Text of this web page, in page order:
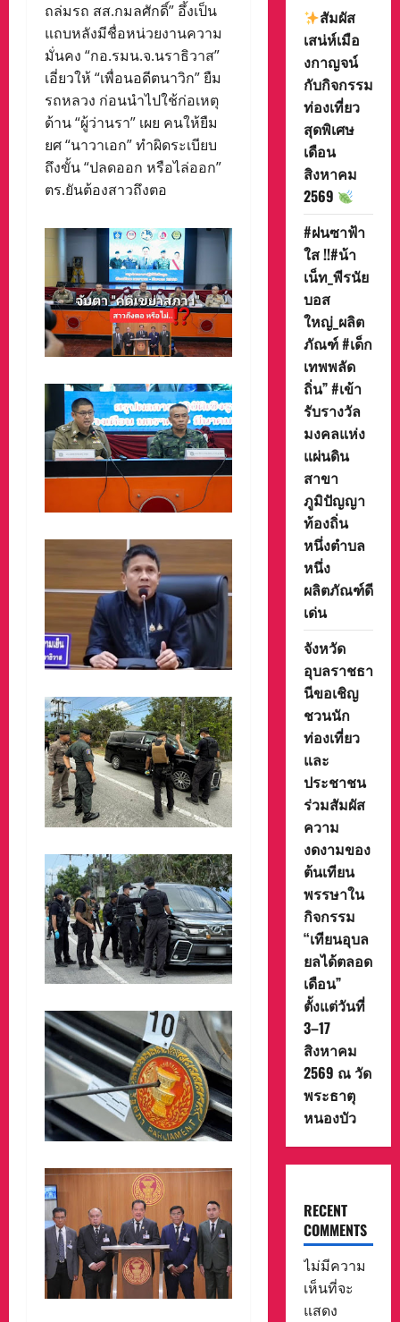
ถล่มรถ สส.กมลศักดิ์” อึ้งเป็น
แถบหลังมีชื่อหน่วยงานความ
มั่นคง “กอ.รมน.จ.นราธิวาส”
เอี่ยวให้ “เพื่อนอดีตนาวิก” ยืม
รถหลวง ก่อนนำไปใช้ก่อเหตุ
ด้าน “ผู้ว่านรา” เผย คนให้ยืม
ยศ “นาวาเอก” ทำผิดระเบียบ
ถึงขั้น “ปลดออก หรือไล่ออก”
ตร.ยันต้องสาวถึงตอ
สัมผัส
เสน่ห์เมือ
งกาญจน์
กับกิจกรรม
ท่องเที่ยว
สุดพิเศษ
เดือน
สิงหาคม
2569
#ฝนซาฟ้า
ใส !!#น้า
เน็ท_พีรนัย
บอส
ใหญ่_ผลิต
ภัณฑ์ #เด็ก
เทพพลัด
ถิ่น” #เข้า
รับรางวัล
มงคลแห่ง
แผ่นดิน
สาขา
ภูมิปัญญา
ท้องถิ่น
หนึ่งตำบล
หนึ่ง
ผลิตภัณฑ์ดี
เด่น
จังหวัด
อุบลราชธา
นีขอเชิญ
ชวนนัก
ท่องเที่ยว
และ
ประชาชน
ร่วมสัมผัส
ความ
งดงามของ
ต้นเทียน
พรรษาใน
กิจกรรม
“เทียนอุบล
ยลได้ตลอด
เดือน”
ตั้งแต่วันที่
3–17
สิงหาคม
2569 ณ วัด
พระธาตุ
หนองบัว
RECENT
COMMENTS
ไม่มีความ
เห็นที่จะ
แสดง